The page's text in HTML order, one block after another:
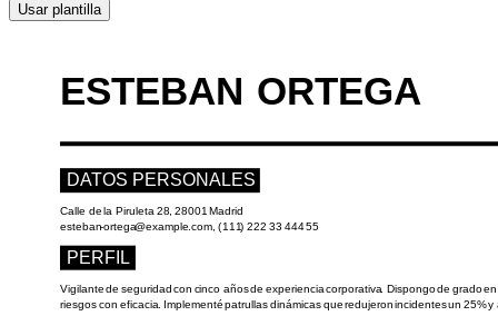
Usar plantilla